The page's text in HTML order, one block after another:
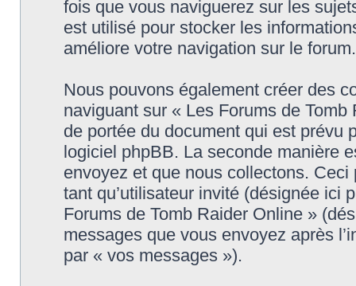
fois que vous naviguerez sur les
est utilisé pour stocker les
améliore votre navigation sur le forum.
Nous pouvons également créer des
naviguant sur « Les Forums de
de portée du document qui est prévu
logiciel phpBB. La seconde manière
envoyez et que nous collectons.
tant qu’utilisateur invité (désignée ici
Forums de Tomb Raider Online »
messages que vous envoyez après
par « vos messages »).